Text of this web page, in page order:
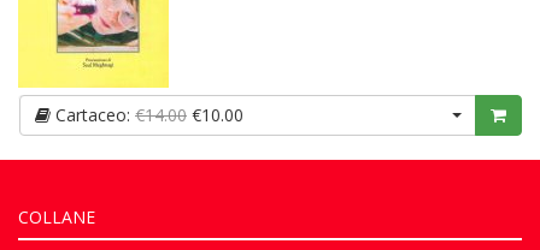
Cartaceo: €14.00 €10.00
COLLANE